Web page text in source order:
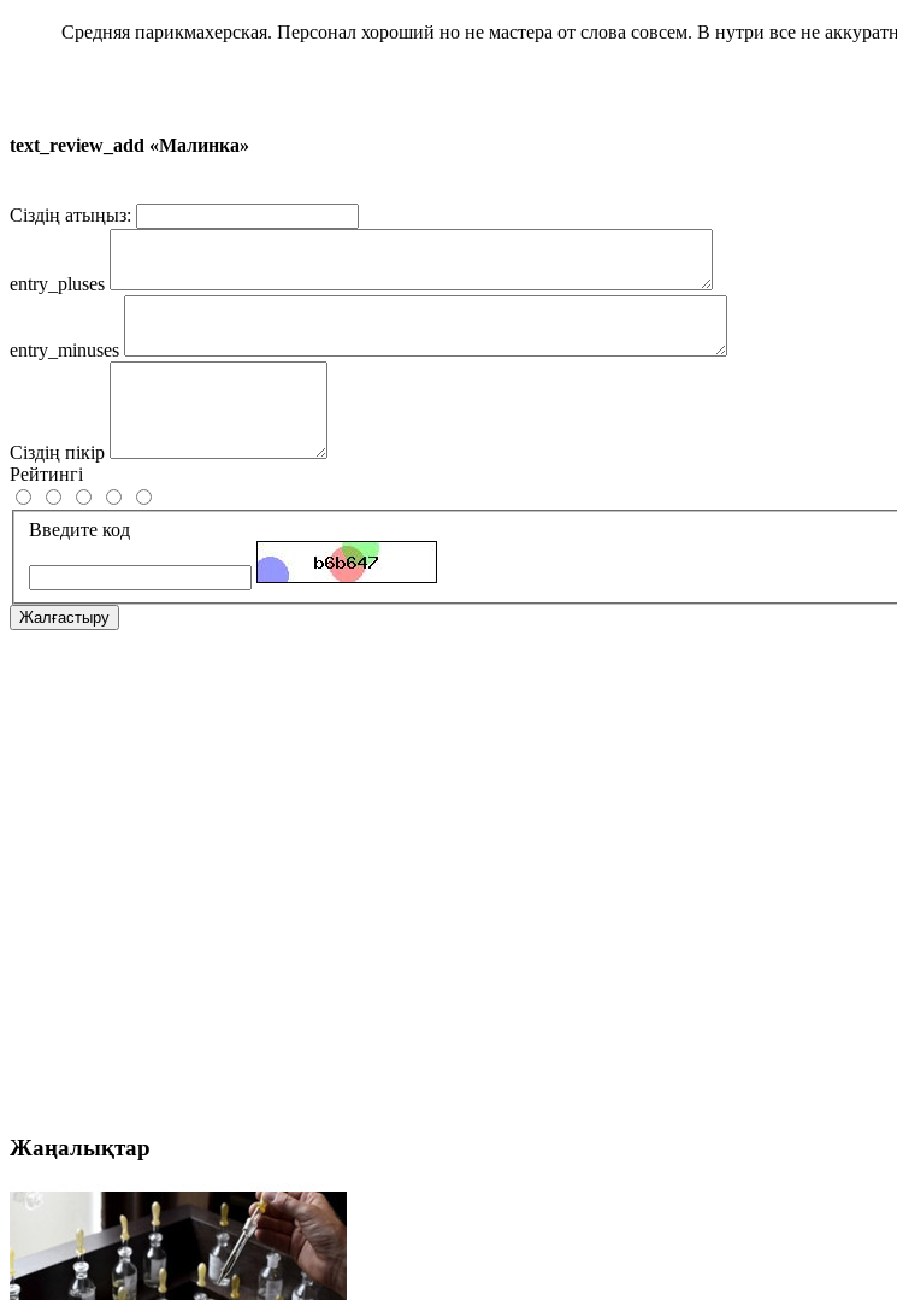
Средняя парикмахерская. Персонал хороший но не мастера от слова совсем. В нутри все не
text_review_add «Малинка»
Сіздің атыңыз:
entry_pluses
entry_minuses
Сіздің пікір
Рейтингі
Введите код
Жалғастыру
Жаңалықтар